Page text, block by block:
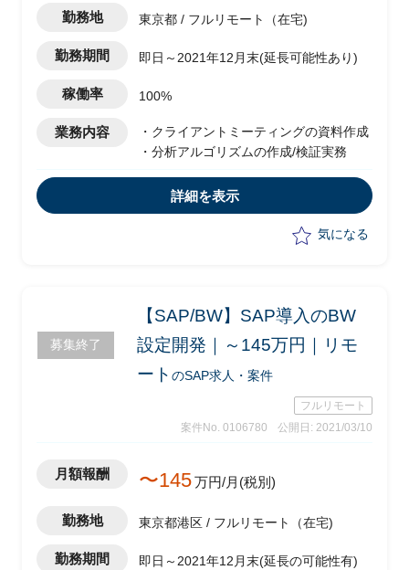
勤務地 東京都 / フルリモート（在宅)
勤務期間 即日～2021年12月末(延長可能性あり)
稼働率 100%
業務内容
・クライアントミーティングの資料作成
・分析アルゴリズムの作成/検証実務
詳細を表示
気になる
募集終了
【SAP/BW】SAP導入のBW
設定開発｜～145万円｜リモ
ート のSAP求人・案件
フルリモート
案件No. 0106780
公開日: 2021/03/10
月額報酬 〜145万円/月(税別)
勤務地 東京都港区 / フルリモート（在宅)
勤務期間 即日～2021年12月末(延長の可能性有)